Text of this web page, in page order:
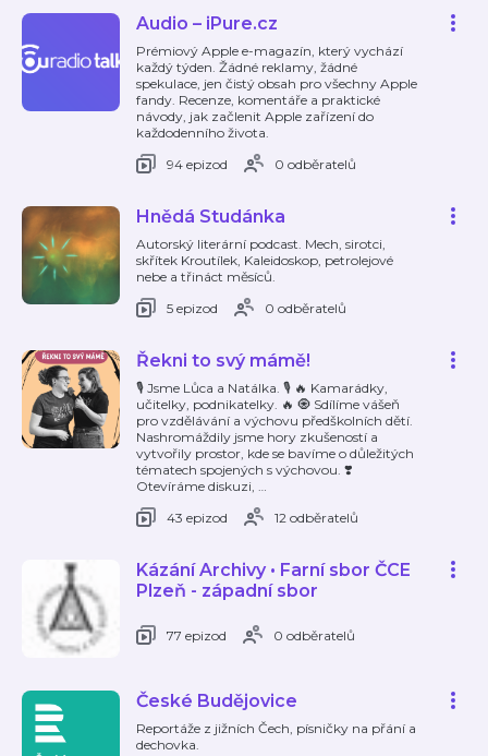
Audio – iPure.cz
Prémiový Apple e-magazín, který vychází
každý týden. Žádné reklamy, žádné
spekulace, jen čistý obsah pro všechny Apple
fandy. Recenze, komentáře a praktické
návody, jak začlenit Apple zařízení do
každodenního života.
94 epizod
0 odběratelů
Hnědá Studánka
Autorský literární podcast. Mech, sirotci,
skřítek Kroutílek, Kaleidoskop, petrolejové
nebe a třináct měsíců.
5 epizod
0 odběratelů
Řekni to svý mámě!
🎙️ Jsme Lůca a Natálka. 🎙️ 🔥 Kamarádky,
učitelky, podnikatelky. 🔥 🧿 Sdílíme vášeň
pro vzdělávání a výchovu předškolních dětí.
Nashromáždily jsme hory zkušeností a
vytvořily prostor, kde se bavíme o důležitých
tématech spojených s výchovou. ❣️
Otevíráme diskuzi, …
43 epizod
12 odběratelů
Kázání Archivy • Farní sbor ČCE
Plzeň - západní sbor
77 epizod 0 odběratelů
České Budějovice
Reportáže z jižních Čech, písničky na přání a
dechovka.